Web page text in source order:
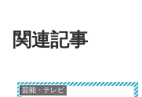
関連記事
芸能・テレビ